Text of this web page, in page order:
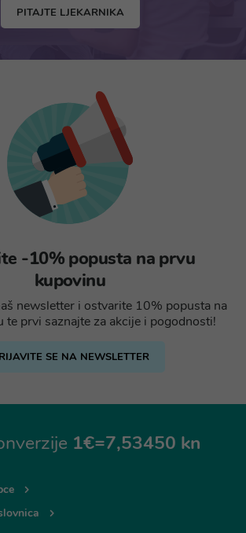
PITAJTE LJEKARNIKA
-10% popusta na prvu
kupovinu
newsletter i ostvarite 10% popusta na
te prvi saznajte za akcije i pogodnosti!
SE NA NEWSLETTER
1€=7,53450 kn